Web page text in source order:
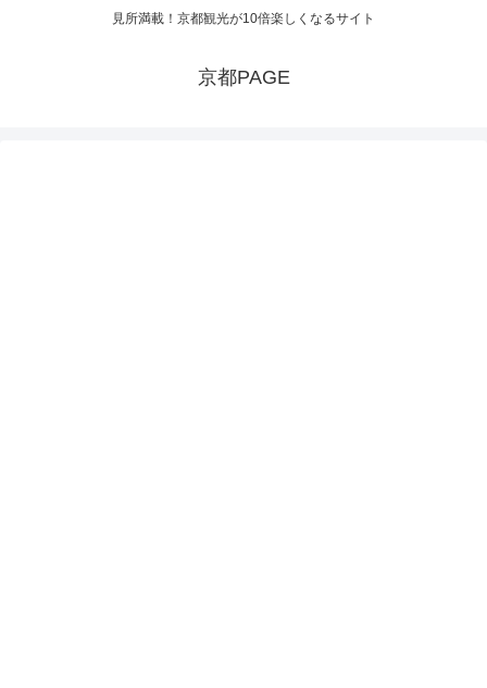
見所満載！京都観光が10倍楽しくなるサイト
京都PAGE